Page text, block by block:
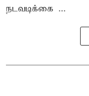
நடவடிக்கை ...